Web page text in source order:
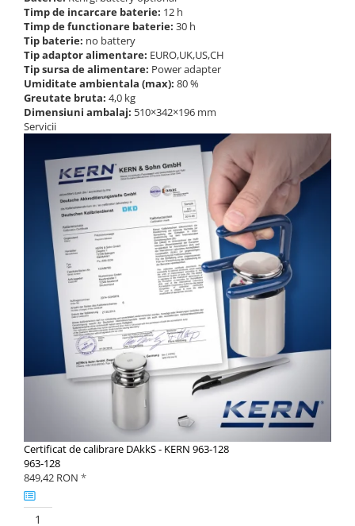
Timp de incarcare baterie: 12 h
Timp de functionare baterie: 30 h
Tip baterie: no battery
Tip adaptor alimentare: EURO,UK,US,CH
Tip sursa de alimentare: Power adapter
Umiditate ambientala (max): 80 %
Greutate bruta: 4,0 kg
Dimensiuni ambalaj: 510×342×196 mm
Servicii
Certificat de calibrare DAkkS - KERN 963-128
963-128
849,42 RON *